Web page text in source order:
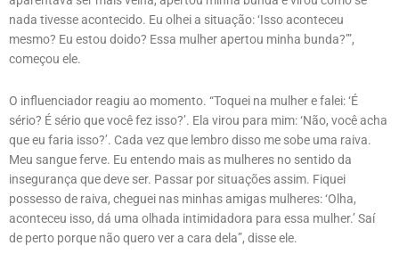
nada tivesse acontecido. Eu olhei a situação: ‘Isso aconteceu
mesmo? Eu estou doido? Essa mulher apertou minha bunda?’”,
começou ele.
O influenciador reagiu ao momento. “Toquei na mulher e falei: ‘É
sério? É sério que você fez isso?’. Ela virou para mim: ‘Não, você acha
que eu faria isso?’. Cada vez que lembro disso me sobe uma raiva.
Meu sangue ferve. Eu entendo mais as mulheres no sentido da
insegurança que deve ser. Passar por situações assim. Fiquei
possesso de raiva, cheguei nas minhas amigas mulheres: ‘Olha,
aconteceu isso, dá uma olhada intimidadora para essa mulher.’ Saí
de perto porque não quero ver a cara dela”, disse ele.